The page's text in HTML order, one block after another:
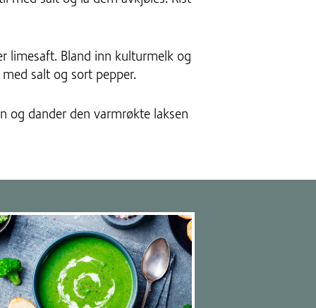
limesaft. Bland inn kulturmelk og
salt og sort pepper.
og dander den varmrøkte laksen